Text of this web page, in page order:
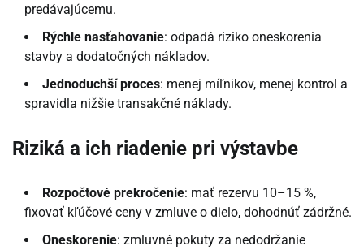
predávajúcemu.
Rýchle nasťahovanie: odpadá riziko oneskorenia
stavby a dodatočných nákladov.
Jednoduchší proces: menej míľnikov, menej kontrol a
spravidla nižšie transakčné náklady.
Riziká a ich riadenie pri výstavbe
Rozpočtové prekročenie: mať rezervu 10–15 %,
fixovať kľúčové ceny v zmluve o dielo, dohodnúť zádržné.
Oneskorenie: zmluvné pokuty za nedodržanie